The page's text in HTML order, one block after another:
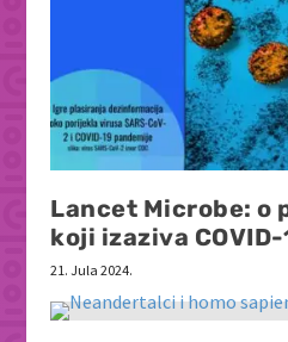
Lancet Microbe: o
koji izaziva COVID-
21. Jula 2024.